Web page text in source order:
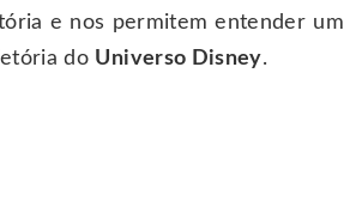
e nos permitem entender um
do Universo Disney.